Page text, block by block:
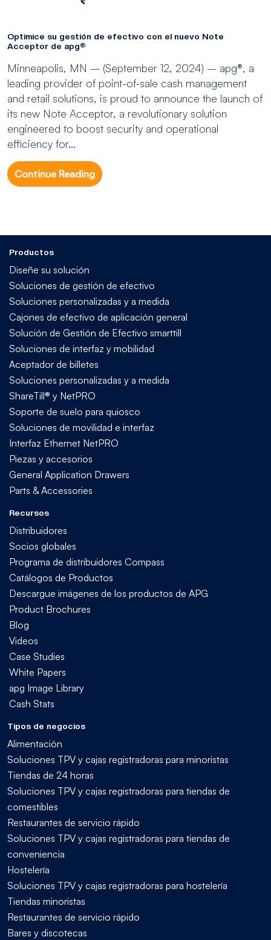
Optimice su gestión de efectivo con el nuevo Note
Acceptor de apg®
Minneapolis, MN – (September 12, 2024) – apg®, a
leading provider of point-of-sale cash management
and retail solutions, is proud to announce the launch of
its new Note Acceptor, a revolutionary solution
engineered to boost security and operational
efficiency for...
Continue Reading
Productos
Diseñe su solución
Soluciones de gestión de efectivo
Soluciones personalizadas y a medida
Cajones de efectivo de aplicación general
Solución de Gestión de Efectivo smarttill
Soluciones de interfaz y mobilidad
Aceptador de billetes
Soluciones personalizadas y a medida
ShareTill® y NetPRO
Soporte de suelo para quiosco
Soluciones de movilidad e interfaz
Interfaz Ethernet NetPRO
Piezas y accesorios
General Application Drawers
Parts & Accessories
Recursos
Distribuidores
Socios globales
Programa de distribuidores Compass
Catálogos de Productos
Descargue imágenes de los productos de APG
Product Brochures
Blog
Videos
Case Studies
White Papers
apg Image Library
Cash Stats
Tipos de negocios
Alimentación
Soluciones TPV y cajas registradoras para minoristas
Tiendas de 24 horas
Soluciones TPV y cajas registradoras para tiendas de
comestibles
Restaurantes de servicio rápido
Soluciones TPV y cajas registradoras para tiendas de
conveniencia
Hostelería
Soluciones TPV y cajas registradoras para hostelería
Tiendas minoristas
Restaurantes de servicio rápido
Bares y discotecas